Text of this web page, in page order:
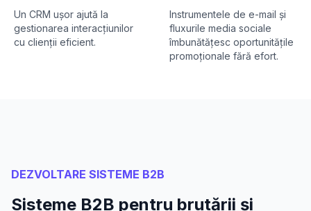
Un CRM ușor ajută la
gestionarea interacțiunilor
cu clienții eficient.
Instrumentele de e-mail și
fluxurile media sociale
îmbunătățesc oportunitățile
promoționale fără efort.
DEZVOLTARE SISTEME B2B
Sisteme B2B pentru brutării și